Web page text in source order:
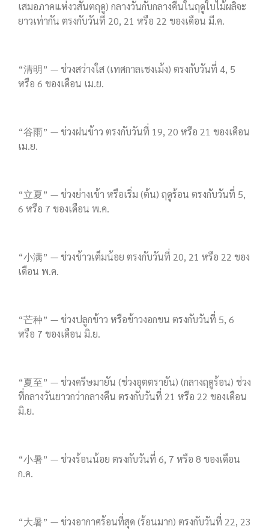
เสมอภาคแห่งวสันตฤดู) กลางวันกับกลางคืนในฤดูใบไม้ผลิจะ
ยาวเท่ากัน ตรงกับวันที่ 20, 21 หรือ 22 ของเดือน มี.ค.
“清明” — ช่วงสว่างใส (เทศกาลเชงเม้ง) ตรงกับวันที่ 4, 5
หรือ 6 ของเดือน เม.ย.
“谷雨” — ช่วงฝนข้าว ตรงกับวันที่ 19, 20 หรือ 21 ของเดือน
เม.ย.
“立夏” — ช่วงย่างเข้า หรือเริ่ม (ต้น) ฤดูร้อน ตรงกับวันที่ 5,
6 หรือ 7 ของเดือน พ.ค.
“小满” — ช่วงข้าวเต็มน้อย ตรงกับวันที่ 20, 21 หรือ 22 ของ
เดือน พ.ค.
“芒种” — ช่วงปลูกข้าว หรือข้าวงอกขน ตรงกับวันที่ 5, 6
หรือ 7 ของเดือน มิ.ย.
“夏至” — ช่วงครีษมายัน (ช่วงอุตตรายัน) (กลางฤดูร้อน) ช่วง
ที่กลางวันยาวกว่ากลางคืน ตรงกับวันที่ 21 หรือ 22 ของเดือน
มิ.ย.
“小暑” — ช่วงร้อนน้อย ตรงกับวันที่ 6, 7 หรือ 8 ของเดือน
ก.ค.
“大暑” — ช่วงอากาศร้อนที่สุด (ร้อนมาก) ตรงกับวันที่ 22, 23